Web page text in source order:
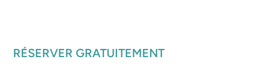
RÉSERVER GRATUITEMENT